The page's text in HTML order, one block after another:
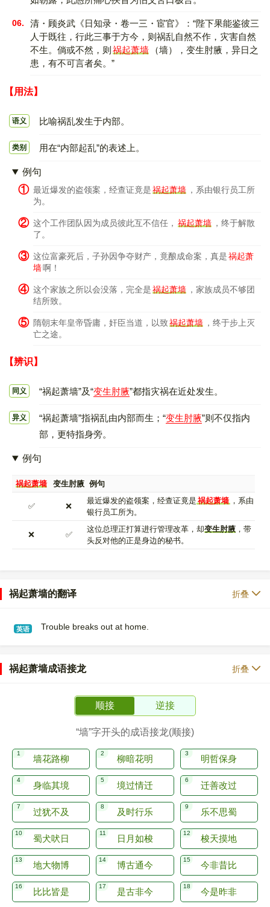
06.
清・顾炎武《日知录・卷一三・宦官》：“陛下果能鉴彼三
人于既往，行此三事于方今，则祸乱自然不作，灾害自然
不生。倘或不然，则 祸起萧墙
（墙），变生肘腋，异日之
患，有不可言者矣。”
【用法】
语义 比喻祸乱发生于内部。
类别 用在“内部起乱”的表述上。
例句
① 最近爆发的盗领案，经查证竟是祸起萧墙 ，系由银行员工所
为。
② 这个工作团队因为成员彼此互不信任， 祸起萧墙 ，终于解散
了。
③ 这位富豪死后，子孙因争夺财产，竟酿成命案，真是祸起萧
墙啊！
④ 这个家族之所以会没落，完全是祸起萧墙 ，家族成员不够团
结所致。
⑤ 隋朝末年皇帝昏庸，奸臣当道，以致祸起萧墙 ，终于步上灭
亡之途。
【辨识】
同义 “祸起萧墙”及“变生肘腋”都指灾祸在近处发生。
异义 “祸起萧墙”指祸乱由内部而生；“变生肘腋”则不仅指内
部，更特指身旁。
例句
祸起萧墙 变生肘腋 例句
✅ ❌
最近爆发的盗领案，经查证竟是 祸起萧墙 ，系由
银行员工所为。
❌ ✅
这位总理正打算进行管理改革，却变生肘腋 ，带
头反对他的正是身边的秘书。
祸起萧墙的翻译 折叠
英语 Trouble breaks out at home.
祸起萧墙成语接龙 折叠
顺接 逆接
“墙”字开头的成语接龙(顺接)
墙花路柳 柳暗花明 明哲保身
身临其境 境过情迁 迁善改过
过犹不及 及时行乐 乐不思蜀
蜀犬吠日 日月如梭 梭天摸地
地大物博 博古通今 今非昔比
比比皆是 是古非今 今是昨非